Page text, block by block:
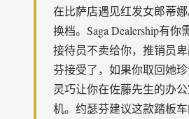
在比萨店遇见红发女郎蒂
换档。Saga Dealership有你
接待员不卖给你，推销员
芬接受了，如果你取回她
灵巧让你在佐藤先生的办
机。约瑟芬建议这款踏板